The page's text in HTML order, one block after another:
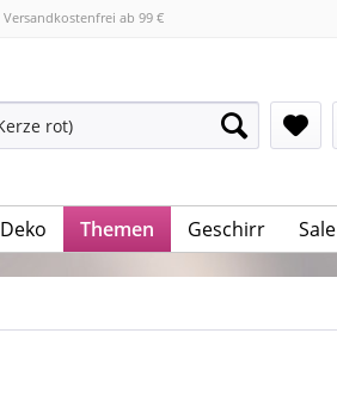
Versandkostenfrei ab 99 €
Deko Themen Geschirr Sale